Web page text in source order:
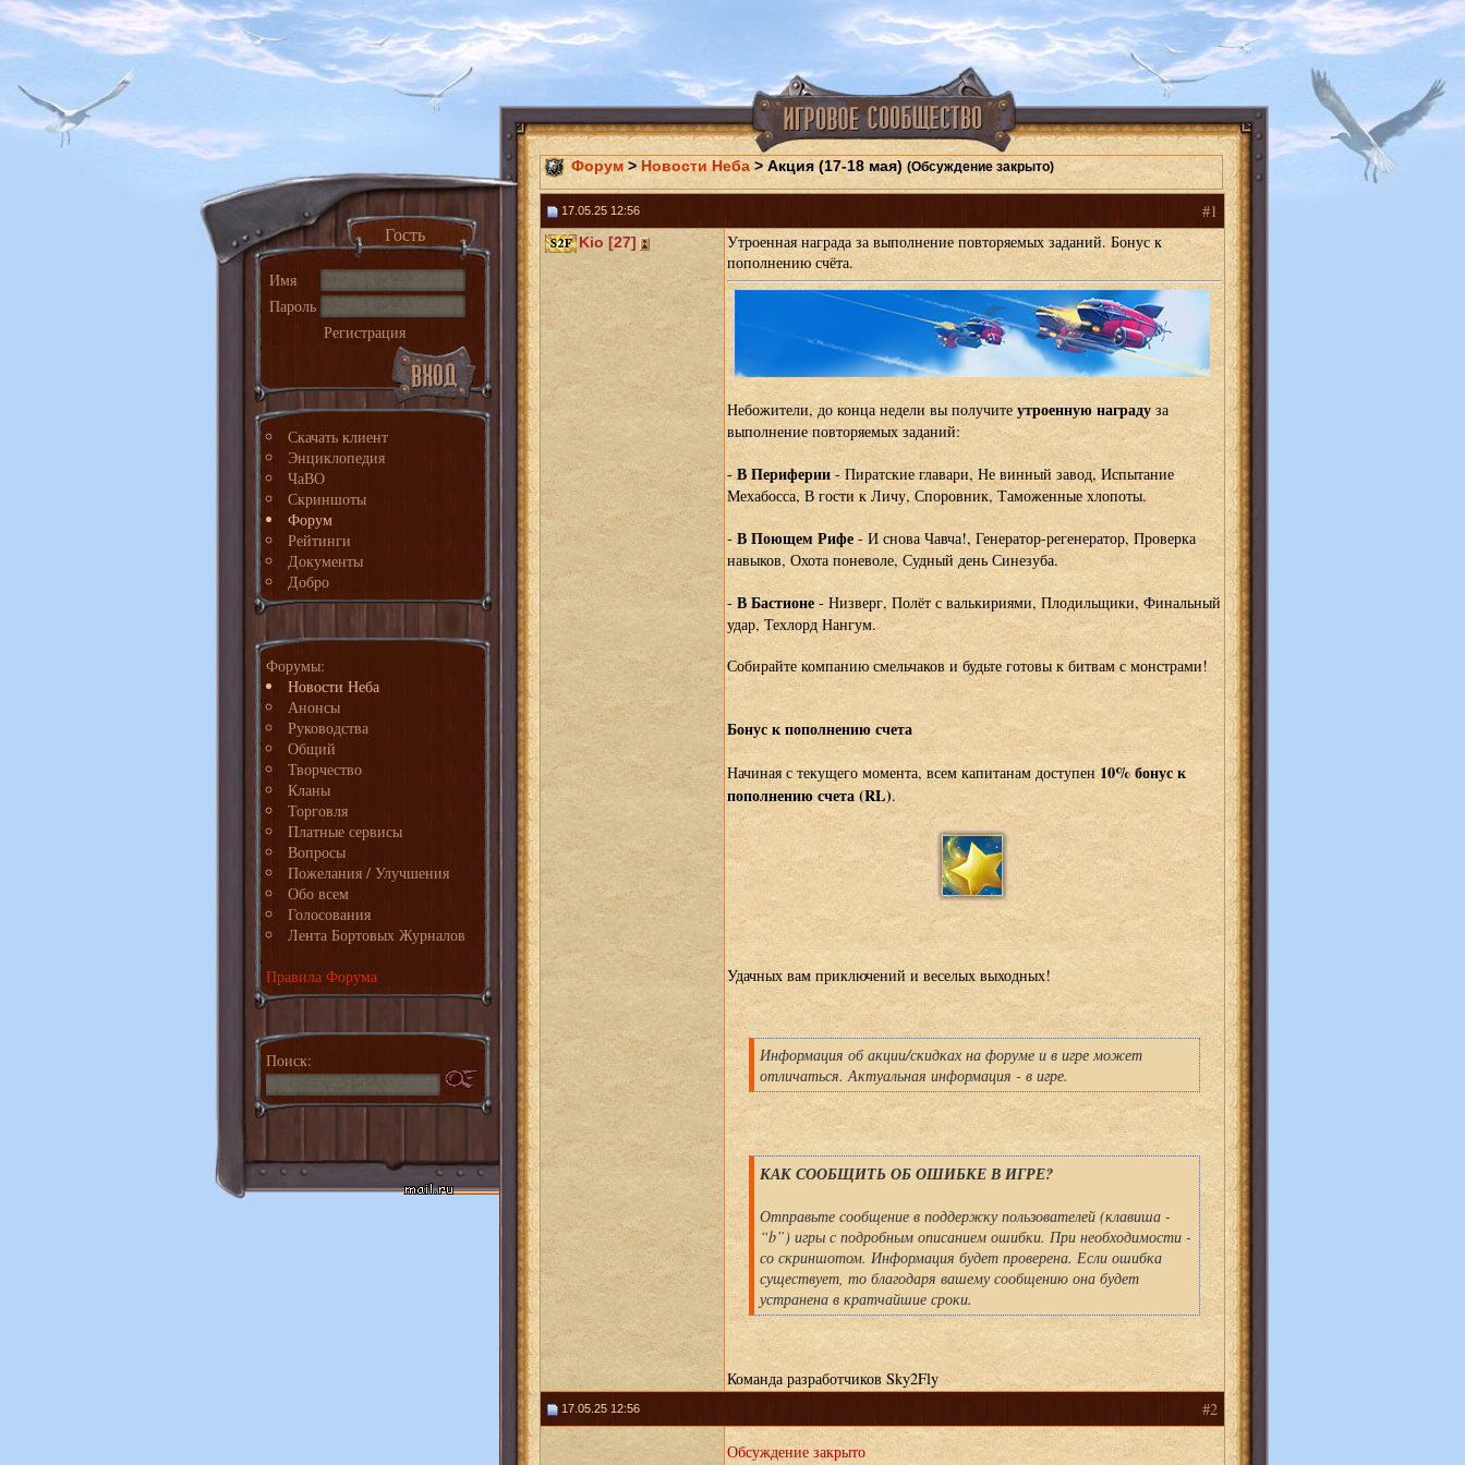
Гость
Имя
Пароль
Регистрация
Скачать клиент
Энциклопедия
ЧаВО
Скриншоты
Форум
Рейтинги
Документы
Добро
Форумы:
Новости Неба
Анонсы
Руководства
Общий
Творчество
Кланы
Торговля
Платные сервисы
Вопросы
Пожелания / Улучшения
Обо всем
Голосования
Лента Бортовых Журналов
Правила Форума
Поиск:
Форум> Новости Неба> Акция (17-18 мая) (Обсуждение закрыто)
17.05.25 12:56 #1
Kio [27]
Утроенная награда за выполнение повторяемых заданий. Бонус к
пополнению счёта.
Небожители, до конца недели вы получите утроенную наградуза
выполнение повторяемых заданий:
-В Периферии- Пиратские главари, Не винный завод, Испытание
Мехабосса, В гости к Личу, Споровник, Таможенные хлопоты.
-В Поющем Рифе- И снова Чавча!, Генератор-регенератор, Проверка
навыков, Охота поневоле, Судный день Синезуба.
- В Бастионе- Низверг, Полёт с валькириями, Плодильщики, Финальный
удар, Техлорд Нангум.
Собирайте компанию смельчаков и будьте готовы к битвам с монстрами!
Бонус к пополнению счета
Начиная с текущего момента, всем капитанам доступен 10% бонус к
пополнению счета (RL).
Удачных вам приключений и веселых выходных!
Информация об акции/скидках на форуме и в игре может
отличаться. Актуальная информация - в игре.
КАК СООБЩИТЬ ОБ ОШИБКЕ В ИГРЕ?
Отправьте сообщение в поддержку пользователей (клавиша -
“b”) игры с подробным описанием ошибки. При необходимости -
со скриншотом. Информация будет проверена. Если ошибка
существует, то благодаря вашему сообщению она будет
устранена в кратчайшие сроки.
Команда разработчиков Sky2Fly
17.05.25 12:56 #2
Обсуждение закрыто